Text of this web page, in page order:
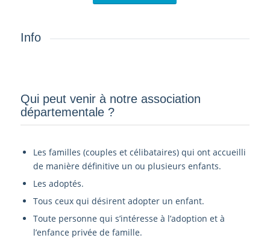
Info
Qui peut venir à notre association
départementale ?­
Les familles (couples et célibataires) qui ont accueilli
de manière définitive un ou plusieurs enfants.
Les adoptés.
Tous ceux qui désirent adopter un enfant.
Toute personne qui s’intéresse à l’adoption et à
l’enfance privée de famille.